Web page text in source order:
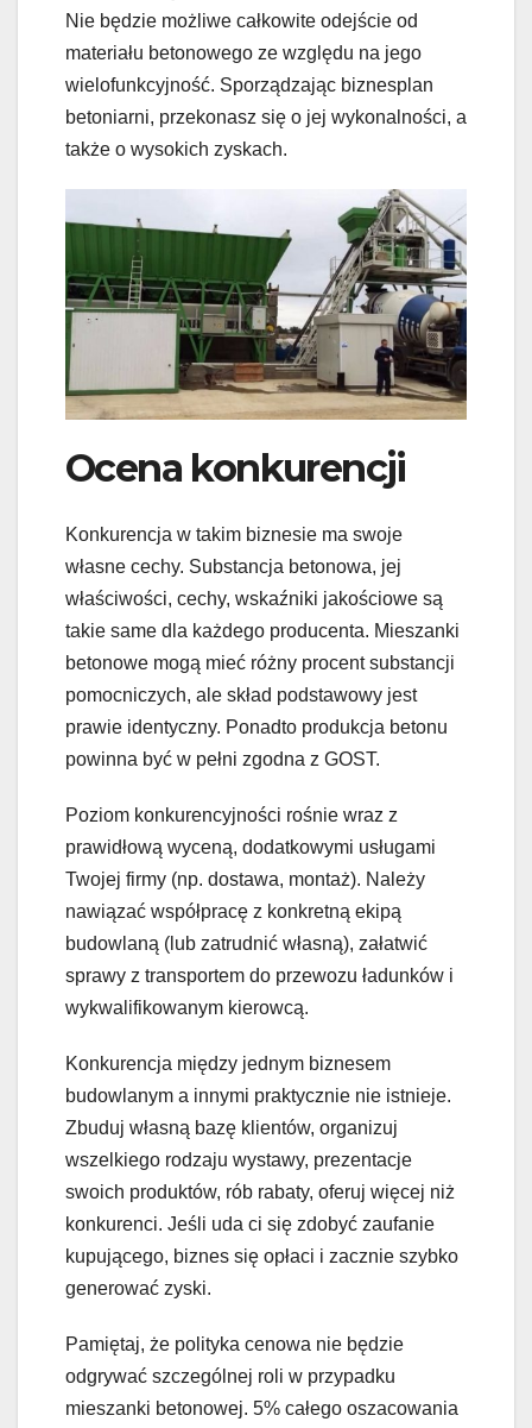
Nie będzie możliwe całkowite odejście od
materiału betonowego ze względu na jego
wielofunkcyjność. Sporządzając biznesplan
betoniarni, przekonasz się o jej wykonalności, a
także o wysokich zyskach.
Ocena konkurencji
Konkurencja w takim biznesie ma swoje
własne cechy. Substancja betonowa, jej
właściwości, cechy, wskaźniki jakościowe są
takie same dla każdego producenta. Mieszanki
betonowe mogą mieć różny procent substancji
pomocniczych, ale skład podstawowy jest
prawie identyczny. Ponadto produkcja betonu
powinna być w pełni zgodna z GOST.
Poziom konkurencyjności rośnie wraz z
prawidłową wyceną, dodatkowymi usługami
Twojej firmy (np. dostawa, montaż). Należy
nawiązać współpracę z konkretną ekipą
budowlaną (lub zatrudnić własną), załatwić
sprawy z transportem do przewozu ładunków i
wykwalifikowanym kierowcą.
Konkurencja między jednym biznesem
budowlanym a innymi praktycznie nie istnieje.
Zbuduj własną bazę klientów, organizuj
wszelkiego rodzaju wystawy, prezentacje
swoich produktów, rób rabaty, oferuj więcej niż
konkurenci. Jeśli uda ci się zdobyć zaufanie
kupującego, biznes się opłaci i zacznie szybko
generować zyski.
Pamiętaj, że polityka cenowa nie będzie
odgrywać szczególnej roli w przypadku
mieszanki betonowej. 5% całego oszacowania